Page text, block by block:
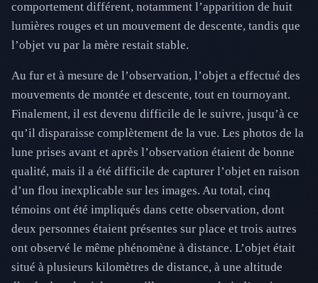
comportement différent, notamment l’apparition de huit
lumières rouges et un mouvement de descente, tandis que
l’objet vu par la mère restait stable.
Au fur et à mesure de l’observation, l’objet a effectué des
mouvements de montée et descente, tout en tournoyant.
Finalement, il est devenu difficile de le suivre, jusqu’à ce
qu’il disparaisse complètement de la vue. Les photos de la
lune prises avant et après l’observation étaient de bonne
qualité, mais il a été difficile de capturer l’objet en raison
d’un flou inexplicable sur les images. Au total, cinq
témoins ont été impliqués dans cette observation, dont
deux personnes étaient présentes sur place et trois autres
ont observé le même phénomène à distance. L’objet était
situé à plusieurs kilomètres de distance, à une altitude